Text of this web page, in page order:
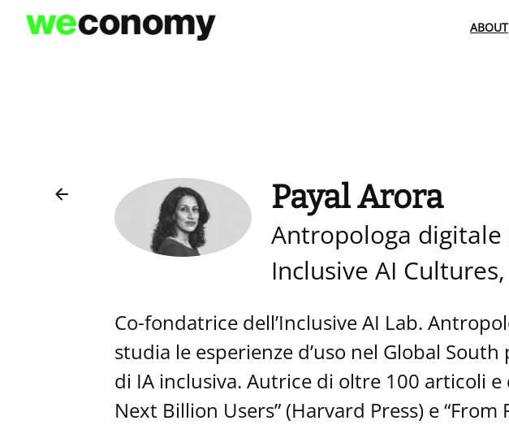
Vai
ABOUT
Payal Arora
Antropologa digitale
Inclusive AI
Co-fondatrice dell’Inclusive AI Lab.
studia le esperienze d’uso nel Global
di IA inclusiva. Autrice di oltre 100 articoli
Next Billion Users” (Harvard Press) e “From